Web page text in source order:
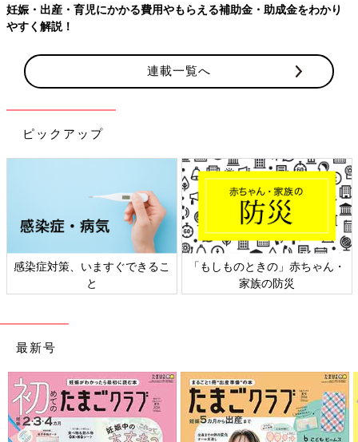
妊娠・出産・育児にかかる費用やもらえる補助金・助成金をわかり
やすく解説！
連載一覧へ
ピックアップ
感染症対策、いますぐできるこ
と
「もしものときの」赤ちゃん・
家族の防災
最新号